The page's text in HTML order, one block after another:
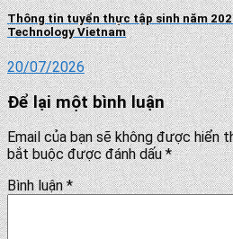
Thông tin tuyển thực tập sinh năm
Technology Vietnam
20/07/2026
Để lại một bình luận
Email của bạn sẽ không được hiển
bắt buộc được đánh dấu*
Bình luận*